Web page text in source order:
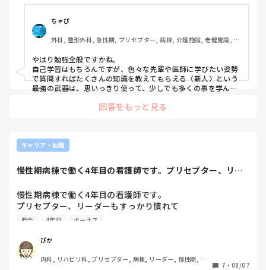
英語はしておくべきですか？
ちゃぴ
外科, 整形外科, 急性期, プリセプター, 病棟, 介護施設, 老健施設, リ
やはり勉強全般ですかね。
自己学習はもちろんですが、色々な先輩や医師に学びたい姿勢
で質問すればたくさんの知識を教えてもらえる〈新人〉という
最強の武器は、思いっきり使って、少しでも多くの事を学んで
英語は職場にもよりますが、最近は外国の患者様も多いので、
回答をもっと見る
キャリア・転職
慢性期病棟で働く4年目の看護師です。プリセプター、リー
慢性期病棟で働く4年目の看護師です。
プリセプター、リーダーもすっかり慣れて
仕事がマンネリ化してきています。
が、お礼奉公は既に終えていて同期の友人もグループを辞め
転職している子が多いです。
私が転職を考えている理由としては
貯金 4年目 ボーナス
ぴか
内科, リハビリ科, プリセプター, 病棟, リーダー, 慢性期, 回
7 ・ 08/07